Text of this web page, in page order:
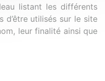
listant les différents
d’être utilisés sur le site
leur finalité ainsi que